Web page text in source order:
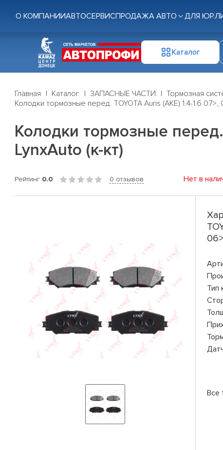
О КОМПАНИИАВТОСЕРВИСПРОДАЖА АВТО ДЛЯ
Каталог
Главная Каталог ЗАПАСНЫЕ ЧАСТИ Тормозная
Колодки тормозные перед. TOYOTA Auris (AKE) 1.4-1.6 07>,
Колодки тормозные перед.
LynxAuto (к-кт)
Рейтинг 0.0 0 отзывов Нет в
Тип
Все